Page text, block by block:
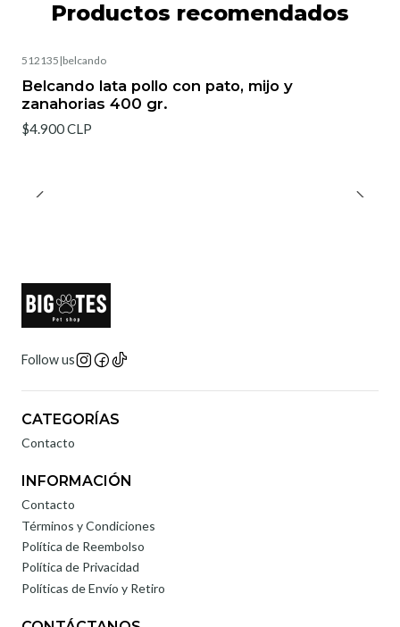
Productos recomendados
512135 |belcando
Belcando lata pollo con pato, mijo y
zanahorias 400 gr.
$4.900 CLP
Follow us
CATEGORÍAS
Contacto
INFORMACIÓN
Contacto
Términos y Condiciones
Política de Reembolso
Política de Privacidad
Políticas de Envío y Retiro